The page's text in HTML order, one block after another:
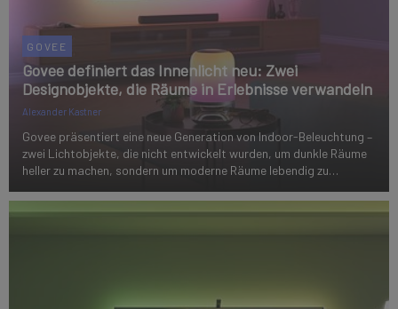
GOVEE
Govee definiert das Innenlicht neu: Zwei
Designobjekte, die Räume in Erlebnisse verwandeln
Alexander Kastner
Govee präsentiert eine neue Generation von Indoor-Beleuchtung –
zwei Lichtobjekte, die nicht entwickelt wurden, um dunkle Räume
heller zu machen, sondern um moderne Räume lebendig zu
RGBICWW Table Lamp.